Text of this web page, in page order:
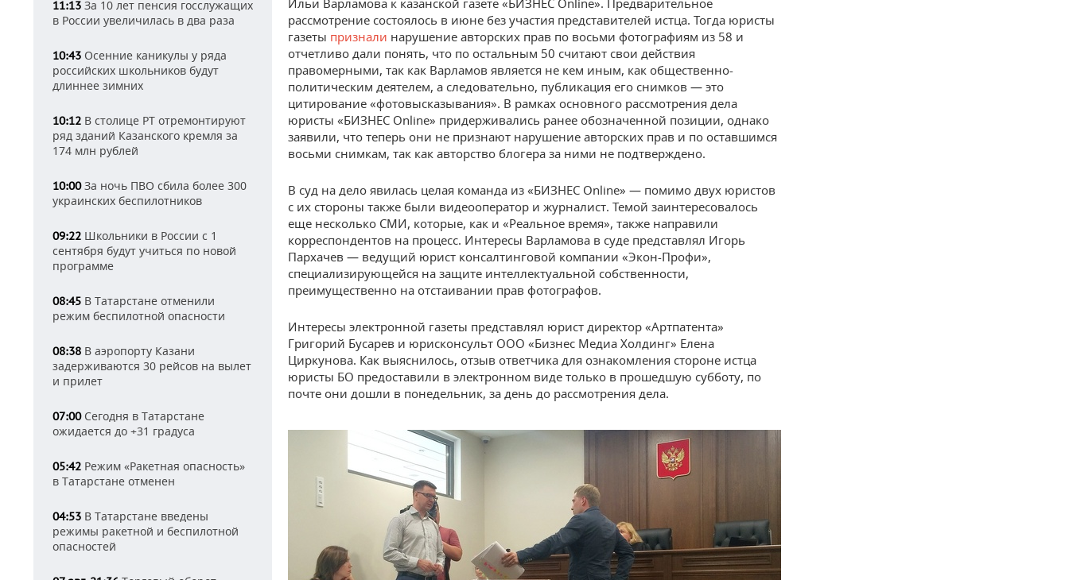
11:13 За 10 лет пенсия госслужащих
в России увеличилась в два раза
10:43 Осенние каникулы у ряда
российских школьников будут
длиннее зимних
10:12 В столице РТ отремонтируют
ряд зданий Казанского кремля за
174 млн рублей
10:00За ночь ПВО сбила более 300
украинских беспилотников
09:22 Школьники в России с 1
сентября будут учиться по новой
программе
08:45 В Татарстане отменили
режим беспилотной опасности
08:38 В аэропорту Казани
задерживаются 30 рейсов на вылет
и прилет
07:00Сегодня в Татарстане
ожидается до +31 градуса
05:42 Режим «Ракетная опасность»
в Татарстане отменен
04:53 В Татарстане введены
режимы ракетной и беспилотной
опасностей
Ильи Варламова к казанской газете «БИЗНЕС Online». Предварительное
рассмотрение состоялось в июне без участия представителей истца. Тогда юристы
газеты признали нарушение авторских прав по восьми фотографиям из 58 и
отчетливо дали понять, что по остальным 50 считают свои действия
правомерными, так как Варламов является не кем иным, как общественно-
политическим деятелем, а следовательно, публикация его снимков — это
цитирование «фотовысказывания». В рамках основного рассмотрения дела
юристы «БИЗНЕС Online» придерживались ранее обозначенной позиции, однако
заявили, что теперь они не признают нарушение авторских прав и по оставшимся
восьми снимкам, так как авторство блогера за ними не подтверждено.
В суд на дело явилась целая команда из «БИЗНЕС Online» — помимо двух юристов
с их стороны также были видеооператор и журналист. Темой заинтересовалось
еще несколько СМИ, которые, как и «Реальное время», также направили
корреспондентов на процесс. Интересы Варламова в суде представлял Игорь
Пархачев — ведущий юрист консалтинговой компании «Экон-Профи»,
специализирующейся на защите интеллектуальной собственности,
преимущественно на отстаивании прав фотографов.
Интересы электронной газеты представлял юрист директор «Артпатента»
Григорий Бусарев и юрисконсульт ООО «Бизнес Медиа Холдинг» Елена
Циркунова. Как выяснилось, отзыв ответчика для ознакомления стороне истца
юристы БО предоставили в электронном виде только в прошедшую субботу, по
почте они дошли в понедельник, за день до рассмотрения дела.